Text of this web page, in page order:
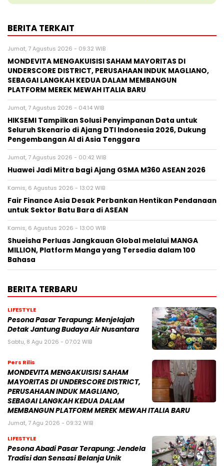
BERITA TERKAIT
Jumat, 7 Agustus 2026 - 09:32 WIB
MONDEVITA MENGAKUISISI SAHAM MAYORITAS DI
UNDERSCORE DISTRICT, PERUSAHAAN INDUK MAGLIANO,
SEBAGAI LANGKAH KEDUA DALAM MEMBANGUN
PLATFORM MEREK MEWAH ITALIA BARU
Jumat, 7 Agustus 2026 - 04:14 WIB
HIKSEMI Tampilkan Solusi Penyimpanan Data untuk
Seluruh Skenario di Ajang DTI Indonesia 2026, Dukung
Pengembangan AI di Asia Tenggara
Jumat, 7 Agustus 2026 - 00:42 WIB
Huawei Jadi Mitra bagi Ajang GSMA M360 ASEAN 2026
Kamis, 6 Agustus 2026 - 13:02 WIB
Fair Finance Asia Desak Perbankan Hentikan Pendanaan
untuk Sektor Batu Bara di ASEAN
Kamis, 6 Agustus 2026 - 13:00 WIB
Shueisha Perluas Jangkauan Global melalui MANGA
MILLION, Platform Manga yang Tersedia dalam 100
Bahasa
BERITA TERBARU
LIFESTYLE
Pesona Pasar Terapung: Menjelajah
Detak Jantung Budaya Air Nusantara
Sabtu, 8 Agu 2026 - 07:02 WIB
Pers Rilis
MONDEVITA MENGAKUISISI SAHAM
MAYORITAS DI UNDERSCORE DISTRICT,
PERUSAHAAN INDUK MAGLIANO,
SEBAGAI LANGKAH KEDUA DALAM
MEMBANGUN PLATFORM MEREK MEWAH ITALIA BARU
Jumat, 7 Agu 2026 - 09:32 WIB
LIFESTYLE
Pesona Abadi Pasar Terapung: Jendela
Tradisi dan Sensasi Belanja Unik